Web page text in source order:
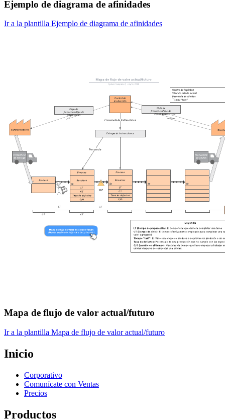
Ejemplo de diagrama de afinidades
Ir a la plantilla Ejemplo de diagrama de afinidades
Mapa de flujo de valor actual/futuro
Ir a la plantilla Mapa de flujo de valor actual/futuro
Inicio
Corporativo
Comunícate con Ventas
Precios
Productos